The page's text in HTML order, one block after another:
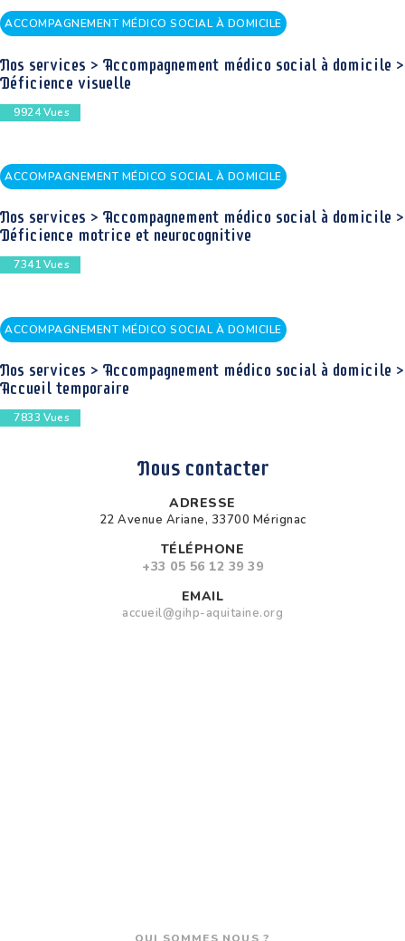
ACCOMPAGNEMENT MÉDICO SOCIAL À DOMICILE
Nos services > Accompagnement médico social à domicile >
Déficience visuelle
9924Vues
ACCOMPAGNEMENT MÉDICO SOCIAL À DOMICILE
Nos services > Accompagnement médico social à domicile >
Déficience motrice et neurocognitive
7341Vues
ACCOMPAGNEMENT MÉDICO SOCIAL À DOMICILE
Nos services > Accompagnement médico social à domicile >
Accueil temporaire
7833 Vues
Nous contacter
ADRESSE
22 Avenue Ariane, 33700 Mérignac
TÉLÉPHONE
+33 05 56 12 39 39
EMAIL
accueil@gihp-aquitaine.org